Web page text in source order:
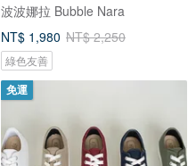
波波娜拉 Bubble Nara
NT$ 1,980 NT$ 2,250
綠色友善
免運